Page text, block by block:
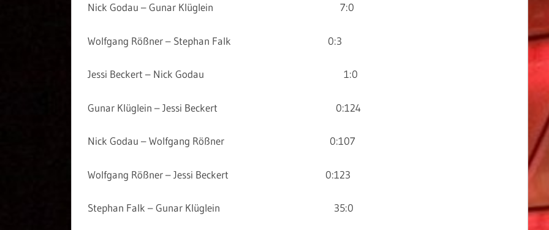
Nick Godau – Gunar Klüglein 7:0
Wolfgang Rößner – Stephan Falk 0:3
Jessi Beckert – Nick Godau 1:0
Gunar Klüglein – Jessi Beckert 0:124
Nick Godau – Wolfgang Rößner 0:107
Wolfgang Rößner – Jessi Beckert 0:123
Stephan Falk – Gunar Klüglein 35:0